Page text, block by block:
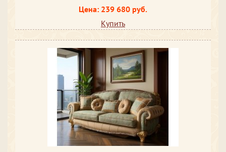
Цена: 239 680 руб.
Купить